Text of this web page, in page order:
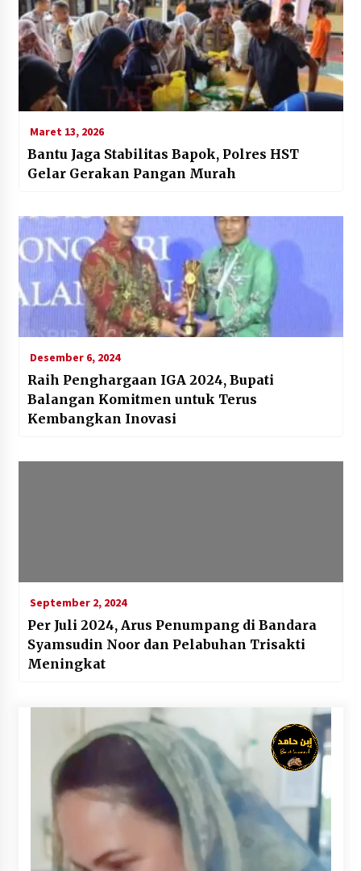
Maret 13, 2026
Bantu Jaga Stabilitas Bapok, Polres HST
Gelar Gerakan Pangan Murah
Desember 6, 2024
Raih Penghargaan IGA 2024, Bupati
Balangan Komitmen untuk Terus
Kembangkan Inovasi
September 2, 2024
Per Juli 2024, Arus Penumpang di Bandara
Syamsudin Noor dan Pelabuhan Trisakti
Meningkat